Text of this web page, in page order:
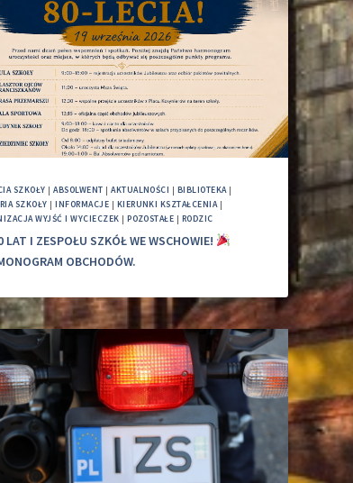
SZKOŁY |ABSOLWENT |AKTUALNOŚCI | BIBLIOTEKA|
SZKOŁY |INFORMACJE | KIERUNKI KSZTAŁCENIA|
WYJŚĆ I WYCIECZEK |POZOSTAŁE | RODZIC
LAT I ZESPOŁU SZKÓŁ WE WSCHOWIE!
OBCHODÓW.